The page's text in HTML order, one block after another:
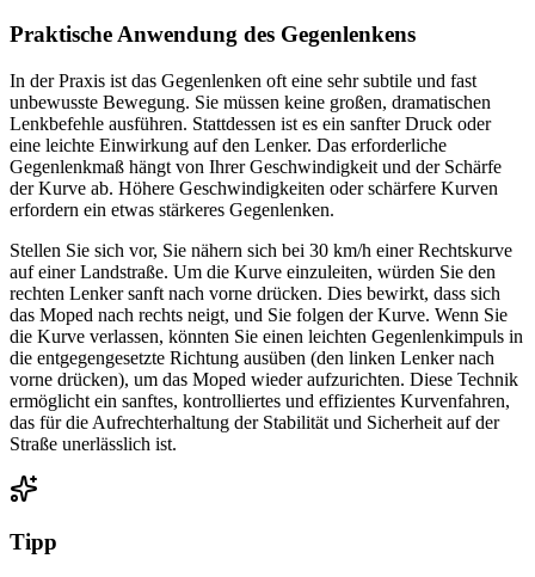
Praktische Anwendung des Gegenlenkens
In der Praxis ist das Gegenlenken oft eine sehr subtile und fast
unbewusste Bewegung. Sie müssen keine großen, dramatischen
Lenkbefehle ausführen. Stattdessen ist es ein sanfter Druck oder
eine leichte Einwirkung auf den Lenker. Das erforderliche
Gegenlenkmaß hängt von Ihrer Geschwindigkeit und der Schärfe
der Kurve ab. Höhere Geschwindigkeiten oder schärfere Kurven
erfordern ein etwas stärkeres Gegenlenken.
Stellen Sie sich vor, Sie nähern sich bei 30 km/h einer Rechtskurve
auf einer Landstraße. Um die Kurve einzuleiten, würden Sie den
rechten Lenker sanft nach vorne drücken. Dies bewirkt, dass sich
das Moped nach rechts neigt, und Sie folgen der Kurve. Wenn Sie
die Kurve verlassen, könnten Sie einen leichten Gegenlenkimpuls in
die entgegengesetzte Richtung ausüben (den linken Lenker nach
vorne drücken), um das Moped wieder aufzurichten. Diese Technik
ermöglicht ein sanftes, kontrolliertes und effizientes Kurvenfahren,
das für die Aufrechterhaltung der Stabilität und Sicherheit auf der
Straße unerlässlich ist.
Tipp